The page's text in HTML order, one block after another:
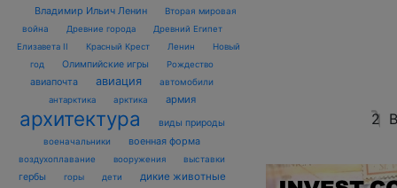
Владимир Ильич Ленин
Вторая мировая
война
Древние города
Древний Египет
Елизавета II
Красный Крест Ленин
Новый
год
Олимпийские игры Рождество
авиапочта авиация автомобили
антарктика арктика армия
архитектура виды природы
военачальники военная форма
воздухоплавание вооружения выставки
гербы горы дети дикие животные
2